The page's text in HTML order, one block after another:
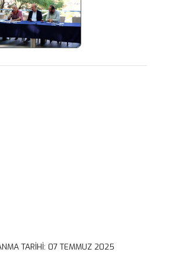
Translate
Copy
TARIHI: 07 TEMMUZ 2025